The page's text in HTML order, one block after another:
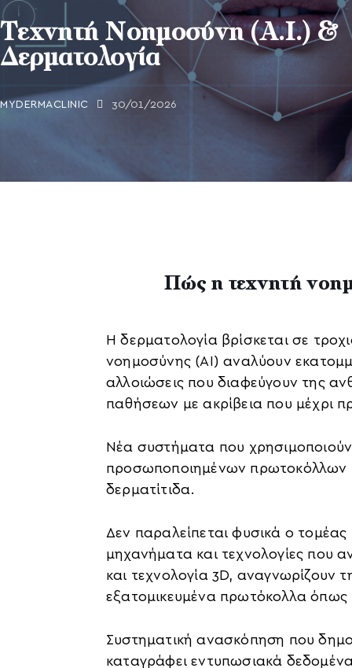
Τεχνητή Νοημοσύνη (Α.Ι.) &
Δερματολογία
MYDERMACLINIC 30/01/2026
Πώς η τεχνητή
Η δερματολογία βρίσκεται σε
νοημοσύνης (AI) αναλύουν
αλλοιώσεις που διαφεύγουν της
παθήσεων με ακρίβεια που μέχρι
Νέα συστήματα που
προσωποποιημένων πρωτοκόλλων
δερματίτιδα.
Δεν παραλείπεται φυσικά ο τομέας
μηχανήματα και τεχνολογίες που
και τεχνολογία 3D, αναγνωρίζουν
εξατομικευμένα πρωτόκολλα
Συστηματική ανασκόπηση που
καταγράφει εντυπωσιακά